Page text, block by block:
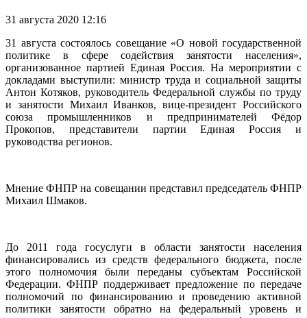
31 августа 2020 12:16
31 августа состоялось совещание «О новой государственной
политике в сфере содействия занятости населения»,
организованное партией Единая Россия. На мероприятии с
докладами выступили: министр труда и социальной защиты
Антон Котяков, руководитель Федеральной службы по труду
и занятости Михаил Иванков, вице-президент Российского
союза промышленников и предпринимателей Фёдор
Прокопов, представители партии Единая Россия и
руководства регионов.
Мнение ФНПР на совещании представил председатель ФНПР
Михаил Шмаков.
До 2011 года госуслуги в области занятости населения
финансировались из средств федерального бюджета, после
этого полномочия были переданы субъектам Российской
Федерации. ФНПР поддерживает предложение по передаче
полномочий по финансированию и проведению активной
политики занятости обратно на федеральный уровень и